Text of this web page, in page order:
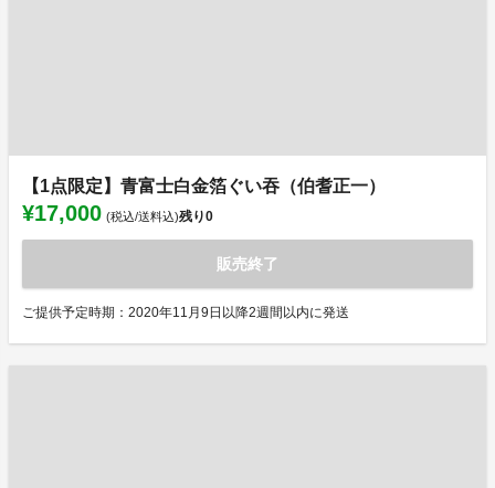
【1点限定】青富士白金箔ぐい吞（伯耆正一）
¥17,000 (税込/送料込)残り0
販売終了
ご提供予定時期：2020年11月9日以降2週間以内に発送